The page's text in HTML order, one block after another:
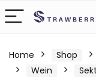
Home Shop
Wein